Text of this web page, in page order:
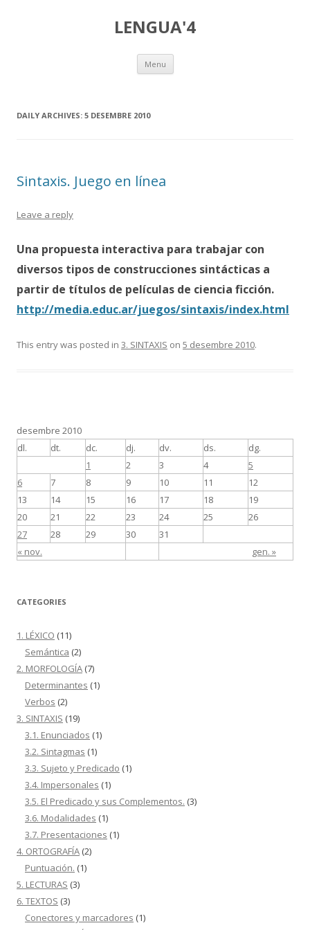
LENGUA'4
Menu Skip
content
DAILY ARCHIVES: 5 DESEMBRE 2010
Sintaxis. Juego en línea
Leave a reply
Una propuesta interactiva para trabajar con
diversos tipos de construcciones sintácticas a
partir de títulos de películas de ciencia ficción.
http://media.educ.ar/juegos/sintaxis/index.html
This entry was posted in 3. SINTAXIS on 5 desembre 2010.
desembre 2010
dl.
dt. dc. dj. dv. ds. dg.
« nov. gen. »
1 2 3 4
5
6
7 8 9 10 11
12
13
14 15 16 17 18
19
20
21 22 23 24 25
26
27
28 29 30 31
CATEGORIES
1. LÉXICO (11)
Semántica (2)
2. MORFOLOGÍA (7)
Determinantes (1)
Verbos (2)
3. SINTAXIS (19)
3.1. Enunciados (1)
3.2. Sintagmas (1)
3.3. Sujeto y Predicado (1)
3.4. Impersonales (1)
3.5. El Predicado y sus Complementos. (3)
3.6. Modalidades (1)
3.7. Presentaciones (1)
4. ORTOGRAFÍA (2)
Puntuación. (1)
5. LECTURAS (3)
6. TEXTOS (3)
Conectores y marcadores (1)